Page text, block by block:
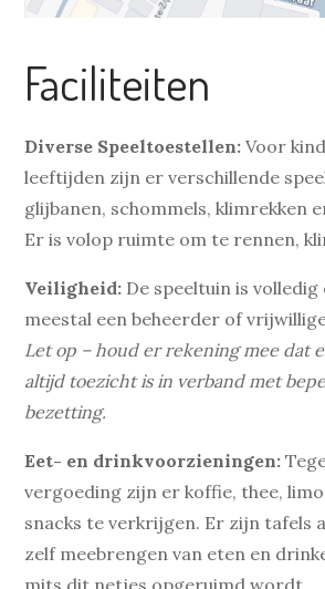
Faciliteiten
Diverse Speeltoestellen: Voor
leeftijden zijn er verschillende
glijbanen, schommels, klimrekken
Er is volop ruimte om te rennen,
Veiligheid: De speeltuin is
meestal een beheerder of
Let op – houd er rekening mee dat
altijd toezicht is in verband met
bezetting.
Eet- en drinkvoorzieningen:
vergoeding zijn er koffie, thee,
snacks te verkrijgen. Er zijn tafels
zelf meebrengen van eten en